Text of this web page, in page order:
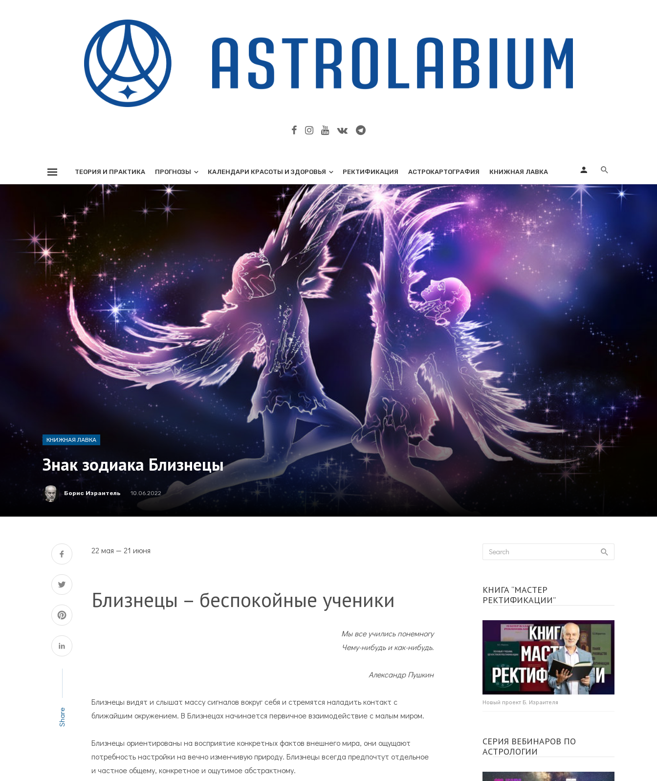
ТЕОРИЯ И ПРАКТИКА ПРОГНОЗЫ КАЛЕНДАРИ КРАСОТЫ И ЗДОРОВЬЯ РЕКТИФИКАЦИЯ АСТРОКАРТОГРАФИЯ КНИЖНАЯ ЛАВКА
КНИЖНАЯ ЛАВКА
Знак зодиака Близнецы
Борис Израитель 10.06.2022
Share
22 мая — 21 июня
Близнецы – беспокойные ученики
Мы все учились понемногу
Чему-нибудь и как-нибудь.
Александр Пушкин
Близнецы видят и слышат массу сигналов вокруг себя и стремятся наладить контакт с
ближайшим окружением. В Близнецах начинается первичное взаимодействие с малым миром.
Близнецы ориентированы на восприятие конкретных фактов внешнего мира, они ощущают
потребность настройки на вечно изменчивую природу. Близнецы всегда предпочтут отдельное
и частное общему, конкретное и ощутимое абстрактному.
КНИГА “МАСТЕР
РЕКТИФИКАЦИИ”
Новый проект Б. Израителя
СЕРИЯ ВЕБИНАРОВ ПО
АСТРОЛОГИИ
Реклама